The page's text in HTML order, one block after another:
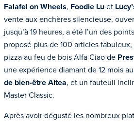
Falafel on Wheels, Foodie Luet
vente aux enchères silencieuse,
jusqu’à 19 heures, a été l’un des
proposé plus de 100 articles
pizza au feu de bois Alfa Ciao de
une expérience diamant de 12 mois au
de bien-être Altea, et un fauteuil
Master Classic.
Après avoir dégusté les nombreux